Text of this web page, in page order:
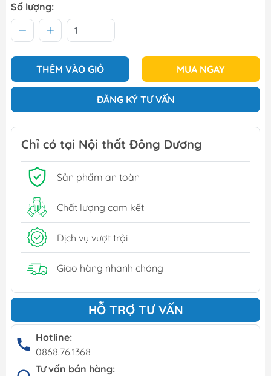
Số lượng:
THÊM VÀO GIỎ MUA NGAY
ĐĂNG KÝ TƯ VẤN
Chỉ có tại Nội thất Đông Dương
Sản phẩm an toàn
Chất lượng cam kết
Dịch vụ vượt trội
Giao hàng nhanh chóng
HỖ TRỢ TƯ VẤN
Hotline:
0868.76.1368
Tư vấn bán hàng: